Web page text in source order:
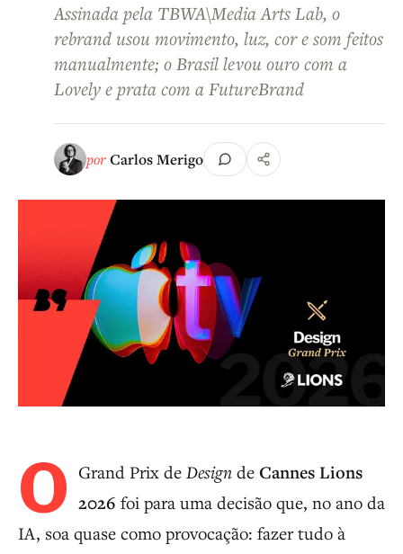
Assinada pela TBWA\Media Arts Lab, o
rebrand usou movimento, luz, cor e som feitos
manualmente; o Brasil levou ouro com a
Lovely e prata com a FutureBrand
porCarlos Merigo
O Grand Prix de Design de Cannes Lions
2026 foi para uma decisão que, no ano da
IA, soa quase como provocação: fazer tudo à